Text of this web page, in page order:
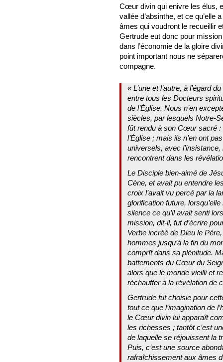
Cœur divin qui enivre les élus,
vallée d’absinthe, et ce qu’elle
âmes qui voudront le recueillir
Gertrude eut donc pour
dans l’économie de la gloire
point important nous ne
compagne.
« L’une et l’autre, à l’égard
entre tous les Docteurs
de l’Église. Nous n’en
siècles, par lesquels Notre-
fût rendu à son Cœur sacré :
l’Église ; mais ils n’en ont
universels, avec
rencontrent dans les
Le Disciple bien-aimé de
Cène, et avait pu entendre
croix l’avait vu percé par la
glorification future,
silence ce qu’il avait senti
mission, dit-il, fut d’écrire
Verbe incréé de Dieu le
hommes jusqu’à la fin du
comprît dans sa plénitude.
battements du Cœur du
alors que le monde vieilli et
réchauffer à la révélation de
Gertrude fut choisie pour
tout ce que l’imagination de
le Cœur divin lui apparaît
les richesses ; tantôt c’est
de laquelle se réjouissent la
Puis, c’est une source
rafraîchissement aux âmes